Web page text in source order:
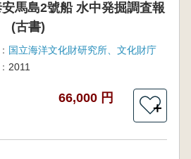
馬島2號船 水中発掘調査報
(古書)
国立海洋文化財研究所、文化財庁
2011
66,000 円
＋